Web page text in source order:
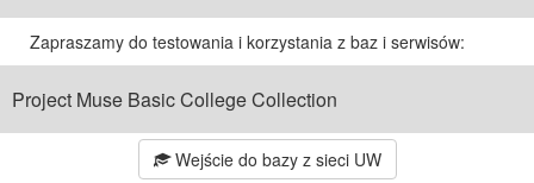
Zapraszamy do testowania i korzystania z baz i serwisów:
Project Muse Basic College Collection
Wejście do bazy z sieci UW